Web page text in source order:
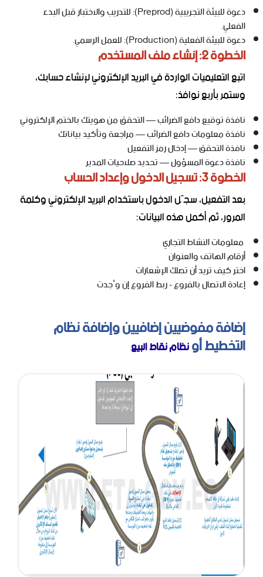
دعوة للبيئة التجريبية (Preprod): للتدريب والاختبار قبل البدء
الفعلي.
دعوة للبيئة الفعلية (Production): للعمل الرسمي.
الخطوة 2: إنشاء ملف المستخدم
اتبع التعليميات الواردة في البريد الإلكتروني لإنشاء حسابك،
وستمر بأربع نوافذ:
نافذة توقيع دافع الضرائب — التحقق من هويتك بالختم الإلكتروني
نافذة معلومات دافع الضرائب — مراجعة وتأكيد بياناتك
نافذة التحقق — إدخال رمز التفعيل
نافذة دعوة المسؤول — تحديد صلاحيات المدير
الخطوة 3: تسجيل الدخول وإعداد الحساب
بعد التفعيل، سجّل الدخول باستخدام البريد الإلكتروني وكلمة
المرور، ثم أكمل هذه البيانات:
معلومات النشاط التجاري
أرقام الهاتف والعنوان
اختر كيف تريد أن تصلك الإشعارات
إعادة الاتصال بالفروع - ربط الفروع إن وُجدت
إضافة مفوضيين إضافيين وإضافة نظام
التخطيط أونظام نقاط البيع